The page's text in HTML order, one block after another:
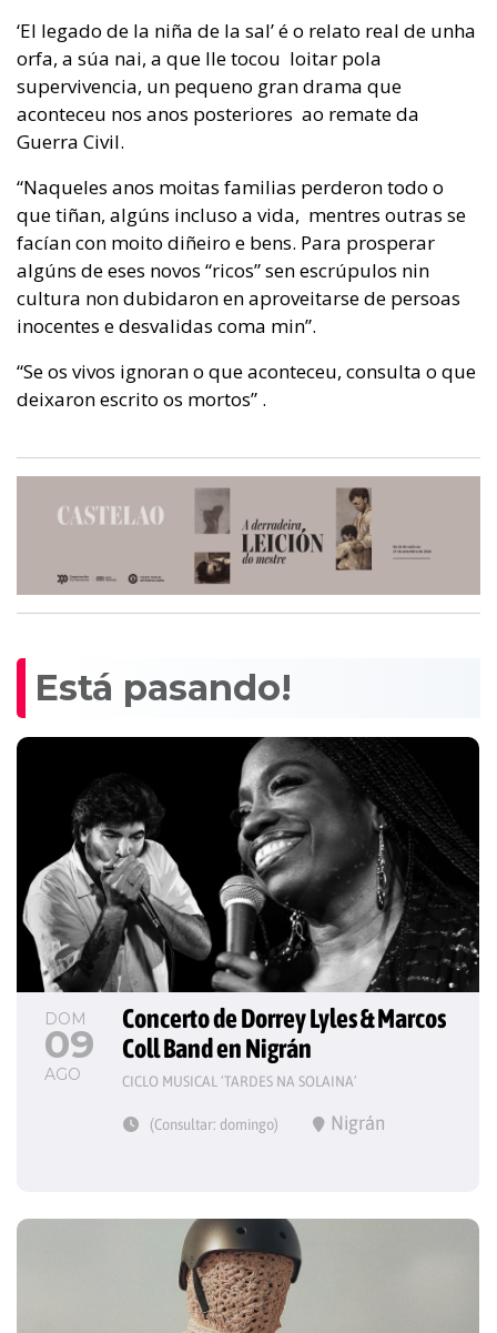
‘El legado de la niña de la sal’ é o relato real de unha
orfa, a súa nai, a que lle tocou loitar pola
supervivencia, un pequeno gran drama que
aconteceu nos anos posteriores ao remate da
Guerra Civil.
“Naqueles anos moitas familias perderon todo o
que tiñan, algúns incluso a vida, mentres outras se
facían con moito diñeiro e bens. Para prosperar
algúns de eses novos “ricos” sen escrúpulos nin
cultura non dubidaron en aproveitarse de persoas
inocentes e desvalidas coma min”.
“Se os vivos ignoran o que aconteceu, consulta o que
deixaron escrito os mortos” .
Está pasando!
DOM
09
AGO
Concerto de Dorrey Lyles & Marcos
Coll Band en Nigrán
CICLO MUSICAL ‘TARDES NA SOLAINA’
(Consultar: domingo) Nigrán